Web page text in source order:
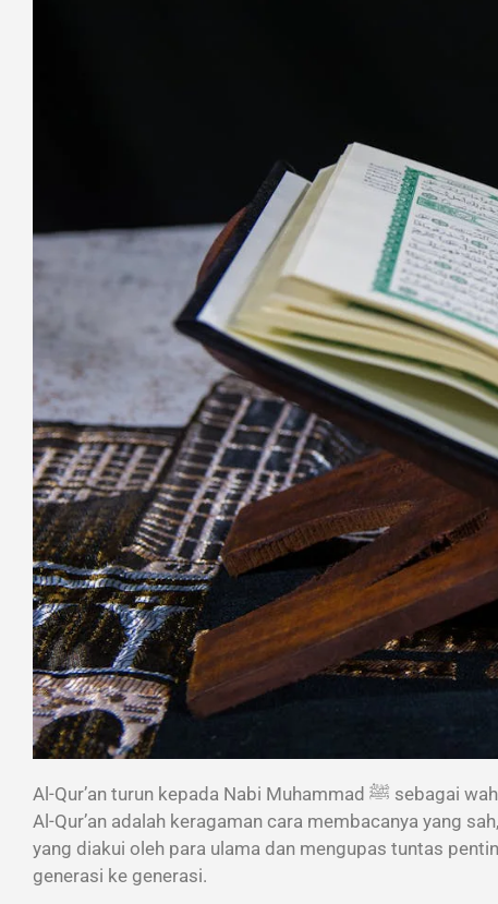
Al-Qur’an turun kepada Nabi Muhammad ﷺ sebagai wahyu yang sempurna dan terjaga keasliannya. Salah satu bukti kemukjizatan dan kekayaan
Al-Qur’an adalah keragaman cara membacanya yang
yang diakui oleh para ulama dan mengupas tuntas
generasi ke generasi.